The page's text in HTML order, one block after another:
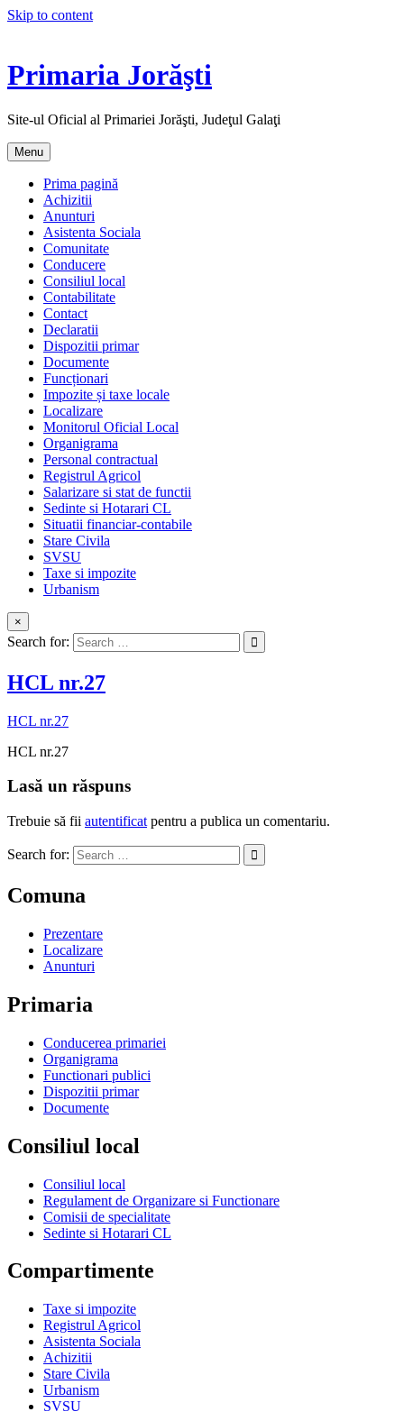
Skip to content
Primaria Jorăşti
Site-ul Oficial al Primariei Jorăşti, Judeţul Galaţi
Menu
Prima pagină
Achizitii
Anunturi
Asistenta Sociala
Comunitate
Conducere
Consiliul local
Contabilitate
Contact
Declaratii
Dispozitii primar
Documente
Funcționari
Impozite și taxe locale
Localizare
Monitorul Oficial Local
Organigrama
Personal contractual
Registrul Agricol
Salarizare si stat de functii
Sedinte si Hotarari CL
Situatii financiar-contabile
Stare Civila
SVSU
Taxe si impozite
Urbanism
×
Search for:
HCL nr.27
HCL nr.27
HCL nr.27
Lasă un răspuns
Trebuie să fii autentificat pentru a publica un comentariu.
Search for:
Comuna
Prezentare
Localizare
Anunturi
Primaria
Conducerea primariei
Organigrama
Functionari publici
Dispozitii primar
Documente
Consiliul local
Consiliul local
Regulament de Organizare si Functionare
Comisii de specialitate
Sedinte si Hotarari CL
Compartimente
Taxe si impozite
Registrul Agricol
Asistenta Sociala
Achizitii
Stare Civila
Urbanism
SVSU